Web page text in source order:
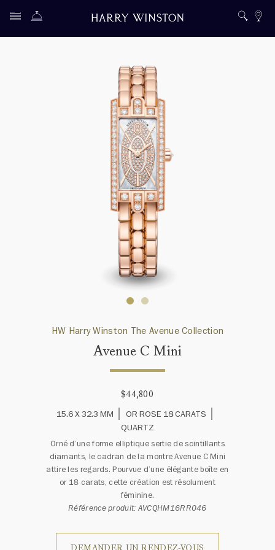
HW Harry Winston The Avenue Collection
Avenue C Mini
$44,800
15.6 X 32.3 MM
OR ROSE 18 CARATS
QUARTZ
Orné d’une forme elliptique sertie de scintillants
diamants, le cadran de la montre Avenue C Mini
attire les regards. Pourvue d’une élégante boîte en
or 18 carats, cette création est résolument
féminine.
Référence produit: AVCQHM16RR046
DEMANDER UN RENDEZ-VOUS